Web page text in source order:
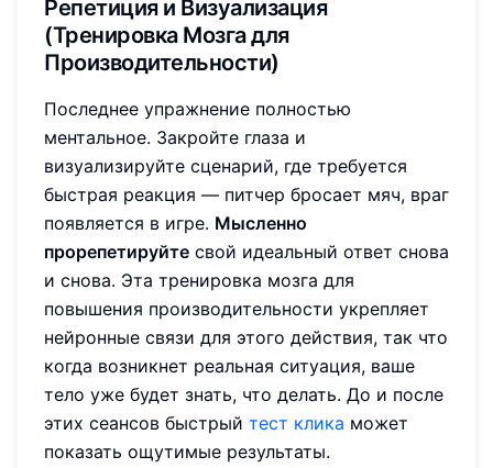
Репетиция и Визуализация
(Тренировка Мозга для
Производительности)
Последнее упражнение полностью
ментальное. Закройте глаза и
визуализируйте сценарий, где требуется
быстрая реакция — питчер бросает мяч, враг
появляется в игре. Мысленно
прорепетируйте свой идеальный ответ снова
и снова. Эта тренировка мозга для
повышения производительности укрепляет
нейронные связи для этого действия, так что
когда возникнет реальная ситуация, ваше
тело уже будет знать, что делать. До и после
этих сеансов быстрый тест клика может
показать ощутимые результаты.